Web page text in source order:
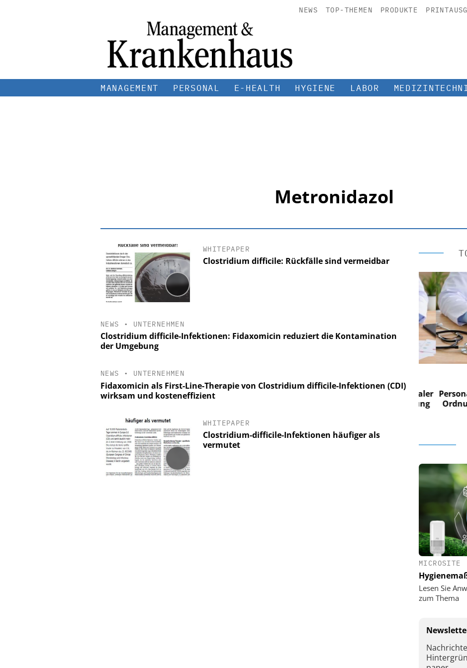
NEWS TOP-THEMEN PRODUKTE
MANAGEMENT PERSONAL E-HEALTH HYGIENE LABOR
Metronidazol
WHITEPAPER
Clostridium difficile: Rückfälle sind vermeidbar
NEWS • UNTERNEHMEN
Clostridium difficile-Infektionen: Fidaxomicin reduziert die Kontamination
der Umgebung
NEWS • UNTERNEHMEN
Fidaxomicin als First-Line-Therapie von Clostridium difficile-Infektionen (CDI)
wirksam und kosteneffizient
WHITEPAPER
Clostridium-difficile-Infektionen häufiger als
vermutet
EASY SOFTWARE AG
Digitalisierung im
Personalmanagement: Von digitaler
Digitalisierung im
Personalmanagement: Von digitaler
Ordnung
MICROSITE
Lesen Sie
zum Thema